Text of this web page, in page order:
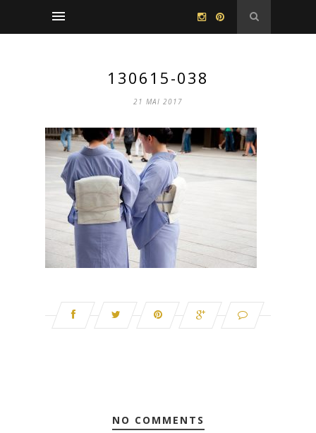
130615-038
21 MAI 2017
NO COMMENTS